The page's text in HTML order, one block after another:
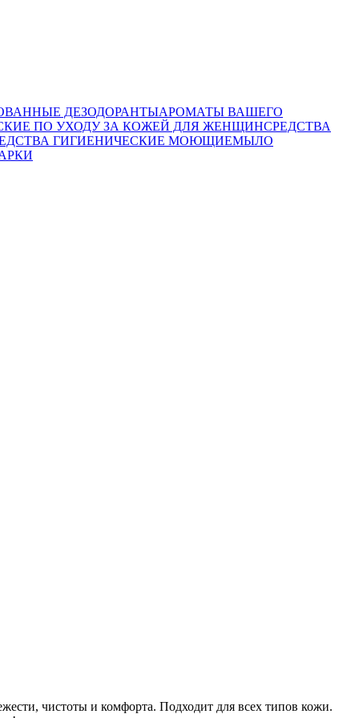
ДЕЗОДОРАНТЫАРОМАТЫ ВАШЕГО
ПО УХОДУ ЗА КОЖЕЙ ДЛЯ ЖЕНЩИНСРЕДСТВА
ГИГИЕНИЧЕСКИЕ МОЮЩИЕМЫЛО
чистоты и комфорта. Подходит для всех типов кожи.